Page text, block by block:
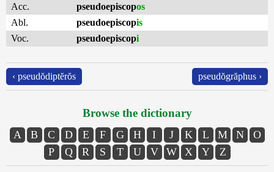
Acc. pseudoepiscopos
Abl.
pseudoepiscopis
Voc.
pseudoepiscopi
‹ pseudŏdiptĕrŏs pseudŏgrăphus ›
Browse the dictionary
A B C D E F G H I J K L M N
O
P
Q R S T U V W X Y Z